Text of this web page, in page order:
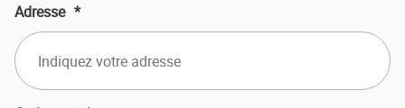
Adresse *